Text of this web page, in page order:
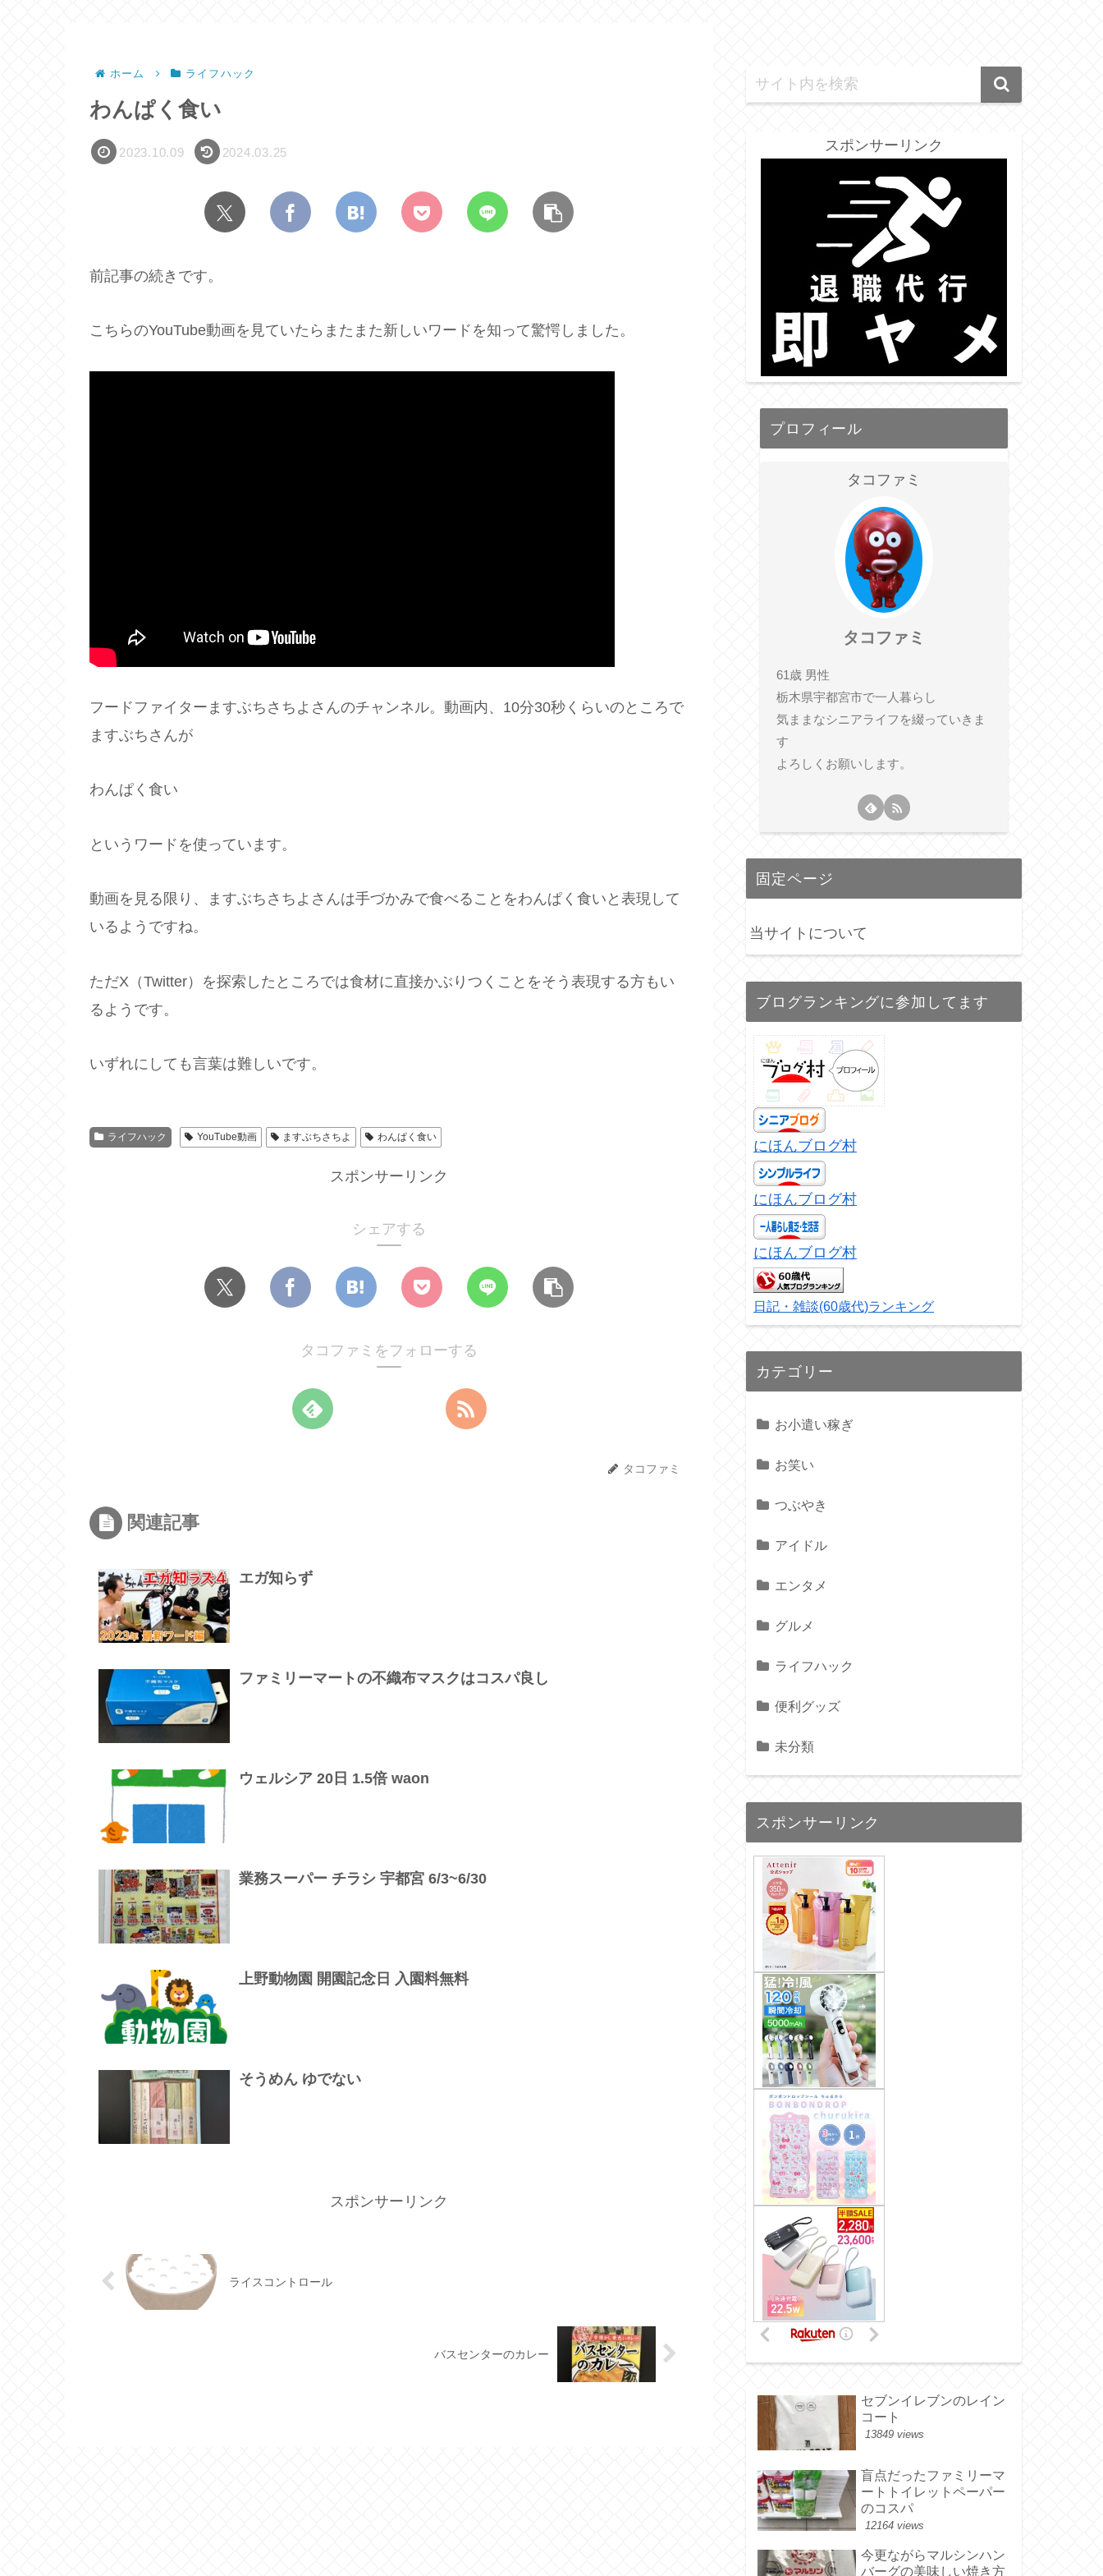
ホーム ライフハック
わんぱく食い
2023.10.09 2024.03.25
前記事の続きです。
こちらのYouTube動画を見ていたらまたまた新しいワードを知って驚愕しました。
フードファイターますぶちさちよさんのチャンネル。動画内、10分30秒くらいのところで
ますぶちさんが
わんぱく食い
というワードを使っています。
動画を見る限り、ますぶちさちよさんは手づかみで食べることをわんぱく食いと表現して
いるようですね。
ただX（Twitter）を探索したところでは食材に直接かぶりつくことをそう表現する方もい
るようです。
いずれにしても言葉は難しいです。
ライフハック YouTube動画 ますぶちさちよ わんぱく食い
スポンサーリンク
シェアする
タコファミをフォローする
タコファミ
関連記事
エガ知らず
ファミリーマートの不織布マスクはコスパ良し
ウェルシア 20日 1.5倍 waon
業務スーパー チラシ 宇都宮 6/3~6/30
上野動物園 開園記念日 入園料無料
そうめん ゆでない
スポンサーリンク
ライスコントロール
バスセンターのカレー
スポンサーリンク
プロフィール
タコファミ
タコファミ
61歳 男性
栃木県宇都宮市で一人暮らし
気ままなシニアライフを綴っていきま
す
よろしくお願いします。
固定ページ
当サイトについて
ブログランキングに参加してます
にほんブログ村
にほんブログ村
にほんブログ村
日記・雑談(60歳代)ランキング
カテゴリー
お小遣い稼ぎ
お笑い
つぶやき
アイドル
エンタメ
グルメ
ライフハック
便利グッズ
未分類
スポンサーリンク
セブンイレブンのレイン
コート
13849 views
盲点だったファミリーマ
ートトイレットペーパー
のコスパ
12164 views
今更ながらマルシンハン
バーグの美味しい焼き方